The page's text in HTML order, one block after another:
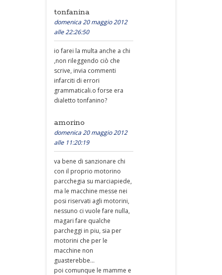
tonfanina
domenica 20 maggio 2012
alle 22:26:50
io farei la multa anche a chi
,non rileggendo ciò che
scrive, invia commenti
infarciti di errori
grammaticali.o forse era
dialetto tonfanino?
amorino
domenica 20 maggio 2012
alle 11:20:19
va bene di sanzionare chi
con il proprio motorino
parcchegia su marciapiede,
ma le macchine messe nei
posi riservati agli motorini,
nessuno ci vuole fare nulla,
magari fare qualche
parcheggi in piu, sia per
motorini che per le
macchine non
guasterebbe...
poi comunque le mamme e